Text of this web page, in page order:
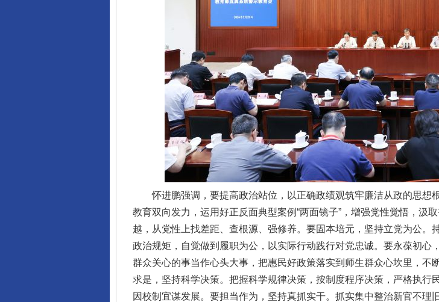
怀进鹏强调，要提高政治站位，以正确政绩观筑牢廉洁从政的思想
教育双向发力，运用好正反面典型案例“两面镜子”，增强党性觉悟，汲
越，从党性上找差距、查根源、强修养。要固本培元，坚持立党为公
政治规矩，自觉做到履职为公，以实际行动践行对党忠诚。要永葆初心
群众关心的事当作心头大事，把惠民好政策落实到师生群众心坎里，
求是，坚持科学决策。把握科学规律决策，按制度程序决策，严格执行
因校制宜谋发展。要担当作为，坚持真抓实干。抓实集中整治新官不
东山县通报“牛蛙产品抗生素超标问题” 法徽映军营 权益有
千年窑火 生生不息 一批国家标准开始